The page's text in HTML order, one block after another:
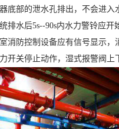
部的泄水孔排出，不会进入
水后5s--90s内水力警铃应开
防控制设备应有信号显示，
关停止动作，湿式报警阀上